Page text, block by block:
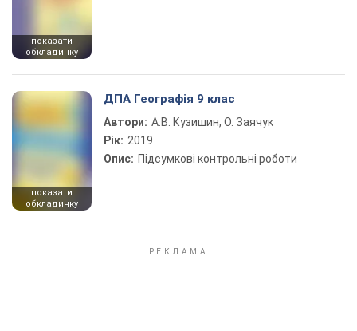
показати
обкладинку
показати
обкладинку
ДПА Географія 9 клас
Автори: А.В. Кузишин, О. Заячук
Рік: 2019
Опис: Підсумкові контрольні роботи